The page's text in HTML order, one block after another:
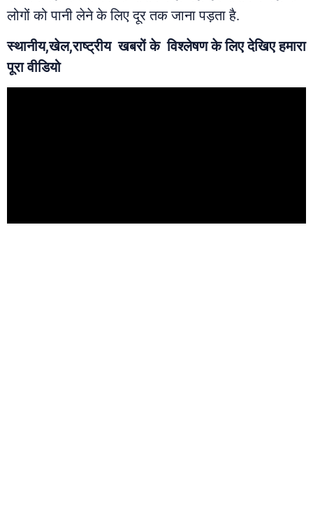
लोगों को पानी लेने के लिए दूर तक जाना पड़ता है.
स्थानीय,खेल,राष्ट्रीय खबरों के विश्लेषण के लिए देखिए हमारा
पूरा वीडियो